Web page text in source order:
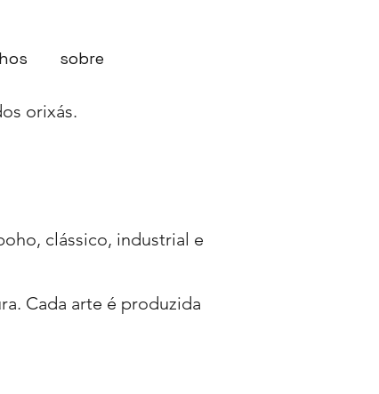
sobre
orixás.
clássico, industrial e
Cada arte é produzida